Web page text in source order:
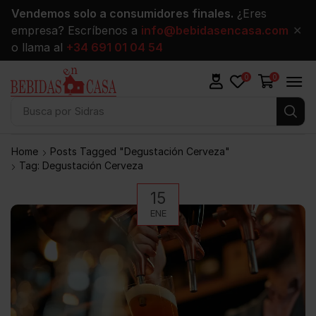
Vendemos solo a consumidores finales. ¿Eres
empresa? Escríbenos a info@bebidasencasa.com
o llama al +34 691 01 04 54
✕
Busca por Sidras
0 0
Home
Posts Tagged "degustación Cerveza"
Tag: Degustación Cerveza
15
ENE